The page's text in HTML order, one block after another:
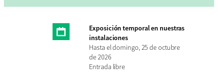
Exposición temporal en nuestras
instalaciones
Hasta el domingo, 25 de octubre
de 2026
Entrada libre